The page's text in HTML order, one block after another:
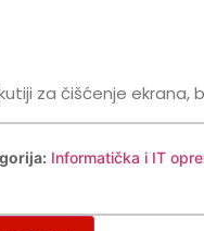
za čišćenje ekrana,
Informatička i IT